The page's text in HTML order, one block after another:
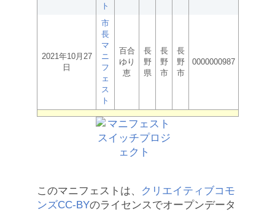
ト
2021年10月27
日
市
長
マ
ニ
フ
ェ
ス
ト
百合
ゆり
恵
長
野
県
長
野
市
長
野
市
0000000987
このマニフェストは、
クリエイティブコモ
ンズCC-BYのライセンスでオープンデータ